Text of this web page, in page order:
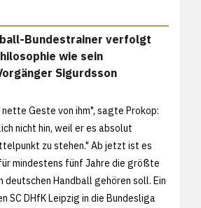
Bundestrainer verfolgt
wie sein
Sigurdsson
Geste von ihm", sagte Prokop:
nicht hin, weil er es absolut
zu stehen." Ab jetzt ist es
mindestens fünf Jahre die größte
deutschen Handball gehören soll. Ein
SC DHfK Leipzig in die Bundesliga